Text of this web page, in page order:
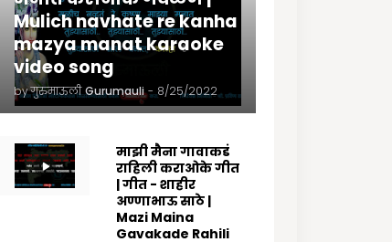
Mulich navhate re kanha
mazya manat karaoke
video song
by गुरुमाऊली Gurumauli - 8/25/2022
माझी मैना गावाकडं
राहिली कराओके गीत
| गीत - शाहीर
अण्णाभाऊ साठे |
Mazi Maina
Gavakade Rahili